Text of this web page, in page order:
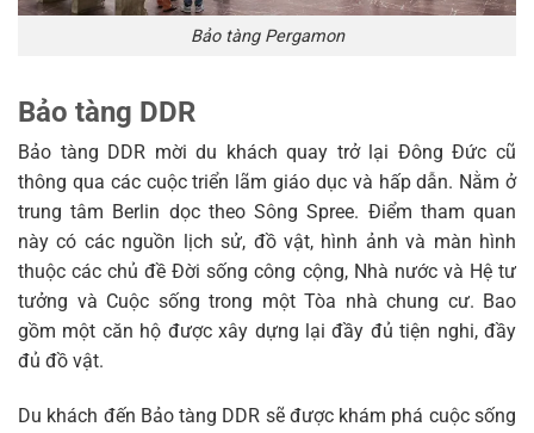
Bảo tàng Pergamon
Bảo tàng DDR
Bảo tàng DDR mời du khách quay trở lại Đông Đức cũ
thông qua các cuộc triển lãm giáo dục và hấp dẫn. Nằm ở
trung tâm Berlin dọc theo Sông Spree. Điểm tham quan
này có các nguồn lịch sử, đồ vật, hình ảnh và màn hình
thuộc các chủ đề Đời sống công cộng, Nhà nước và Hệ tư
tưởng và Cuộc sống trong một Tòa nhà chung cư. Bao
gồm một căn hộ được xây dựng lại đầy đủ tiện nghi, đầy
đủ đồ vật.
Du khách đến Bảo tàng DDR sẽ được khám phá cuộc sống